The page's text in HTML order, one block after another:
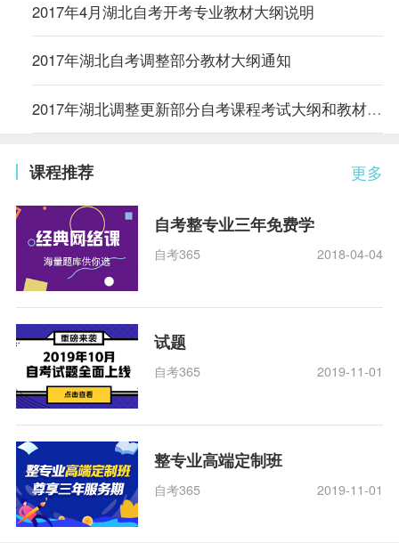
2017年4月湖北自考开考专业教材大纲说明
2017年湖北自考调整部分教材大纲通知
2017年湖北调整更新部分自考课程考试大纲和教材通知
更多
课程推荐
自考整专业三年免费学
自考365 2018-04-04
试题
自考365 2019-11-01
整专业高端定制班
自考365 2019-11-01